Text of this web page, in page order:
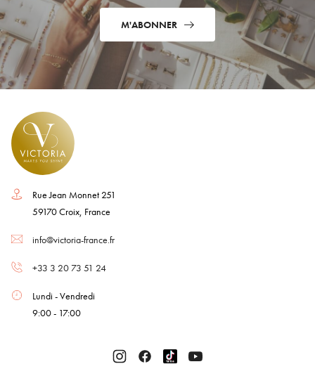
M'ABONNER
Rue Jean Monnet 251
59170 Croix, France
info@victoria-france.fr
+33 3 20 73 51 24
Lundi - Vendredi
9:00 - 17:00